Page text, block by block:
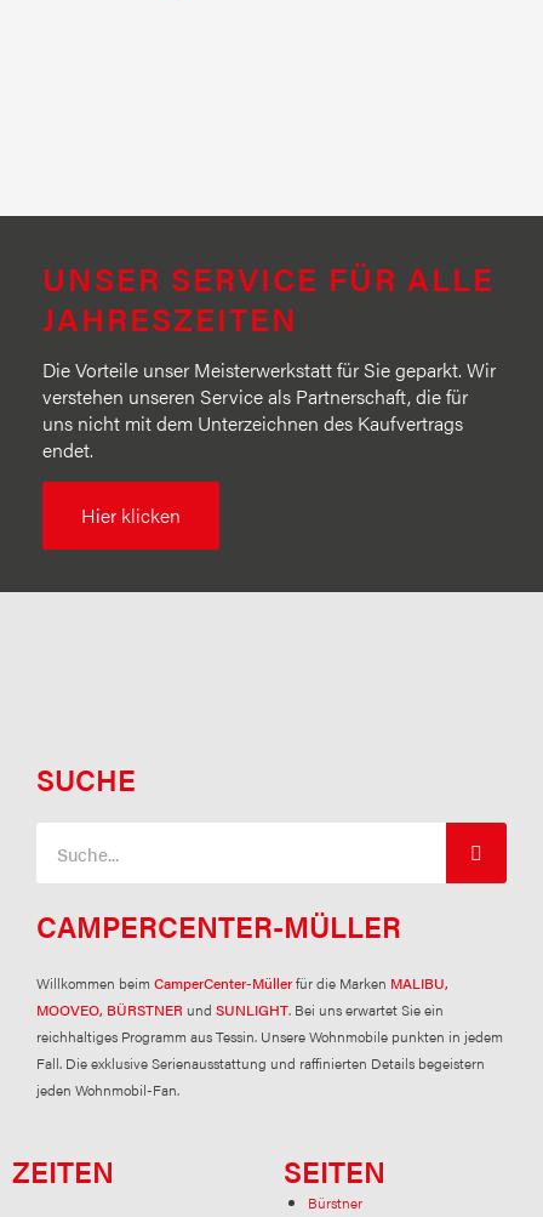
UNSER SERVICE FÜR ALLE
JAHRESZEITEN
Die Vorteile unser Meisterwerkstatt für Sie geparkt. Wir
verstehen unseren Service als Partnerschaft, die für
uns nicht mit dem Unterzeichnen des Kaufvertrags
endet.
Hier klicken
SUCHE
CAMPERCENTER-MÜLLER
Willkommen beim CamperCenter-Müllerfür die Marken MALIBU,
MOOVEO, BÜRSTNER und SUNLIGHT. Bei uns erwartet Sie ein
reichhaltiges Programm aus Tessin. Unsere Wohnmobile punkten in jedem
Fall. Die exklusive Serienausstattung und raffinierten Details begeistern
jeden Wohnmobil-Fan.
ZEITEN SEITEN
Bürstner